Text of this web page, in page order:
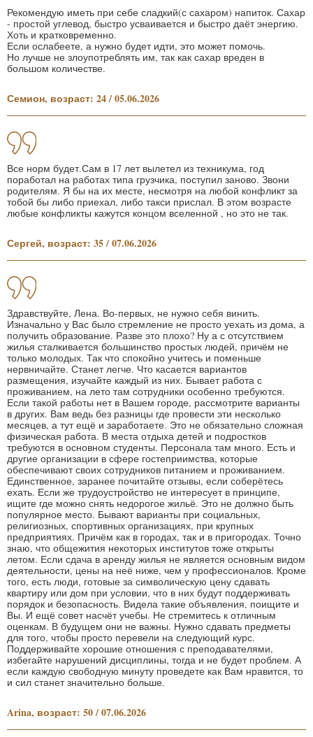
Рекомендую иметь при себе сладкий(с сахаром) напиток. Сахар
- простой углевод, быстро усваивается и быстро даёт энергию.
Хоть и кратковременно.
Если ослабеете, а нужно будет идти, это может помочь.
Но лучше не злоупотреблять им, так как сахар вреден в
большом количестве.
Семион, возраст: 24 / 05.06.2026
Все норм будет.Сам в 17 лет вылетел из техникума, год
поработал на работах типа грузчика, поступил заново. Звони
родителям. Я бы на их месте, несмотря на любой конфликт за
тобой бы либо приехал, либо такси прислал. В этом возрасте
любые конфликты кажутся концом вселенной , но это не так.
Сергей, возраст: 35 / 07.06.2026
Здравствуйте, Лена. Во-первых, не нужно себя винить.
Изначально у Вас было стремление не просто уехать из дома, а
получить образование. Разве это плохо? Ну а с отсутствием
жилья сталкивается большинство простых людей, причём не
только молодых. Так что спокойно учитесь и поменьше
нервничайте. Станет легче. Что касается вариантов
размещения, изучайте каждый из них. Бывает работа с
проживанием, на лето там сотрудники особенно требуются.
Если такой работы нет в Вашем городе, рассмотрите варианты
в других. Вам ведь без разницы где провести эти несколько
месяцев, а тут ещё и заработаете. Это не обязательно сложная
физическая работа. В места отдыха детей и подростков
требуются в основном студенты. Персонала там много. Есть и
другие организации в сфере гостеприимства, которые
обеспечивают своих сотрудников питанием и проживанием.
Единственное, заранее почитайте отзывы, если соберётесь
ехать. Если же трудоустройство не интересует в принципе,
ищите где можно снять недорогое жильё. Это не должно быть
популярное место. Бывают варианты при социальных,
религиозных, спортивных организациях, при крупных
предприятиях. Причём как в городах, так и в пригородах. Точно
знаю, что общежития некоторых институтов тоже открыты
летом. Если сдача в аренду жилья не является основным видом
деятельности, цены на неё ниже, чем у профессионалов. Кроме
того, есть люди, готовые за символическую цену сдавать
квартиру или дом при условии, что в них будут поддерживать
порядок и безопасность. Видела такие объявления, поищите и
Вы. И ещё совет насчёт учебы. Не стремитесь к отличным
оценкам. В будущем они не важны. Нужно сдавать предметы
для того, чтобы просто перевели на следующий курс.
Поддерживайте хорошие отношения с преподавателями,
избегайте нарушений дисциплины, тогда и не будет проблем. А
если каждую свободную минуту проведете как Вам нравится, то
и сил станет значительно больше.
Arina, возраст: 50 / 07.06.2026